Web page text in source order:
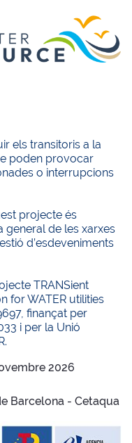
els transitoris a la
poden provocar
o interrupcions
projecte és
general de les xarxes
d’esdeveniments
TRANSient
for WATER utilities
finançat per
i per la Unió
2026
Barcelona - Cetaqua